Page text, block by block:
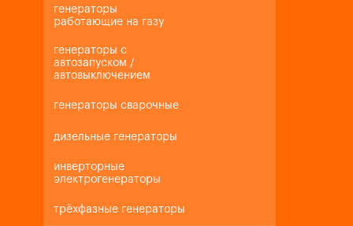
генераторы
работающие на газу
генераторы с
автозапуском /
автовыключением
генераторы сварочные
дизельные генераторы
инверторные
электрогенераторы
трёхфазные генераторы